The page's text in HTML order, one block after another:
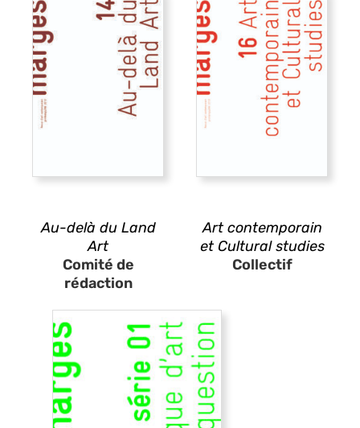
Au-delà du Land
Art
Comité de
rédaction
Art contemporain
et Cultural studies
Collectif